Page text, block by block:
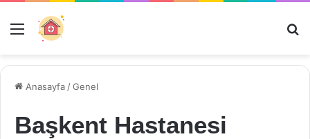
Menü
Anasayfa /Genel
Başkent Hastanesi